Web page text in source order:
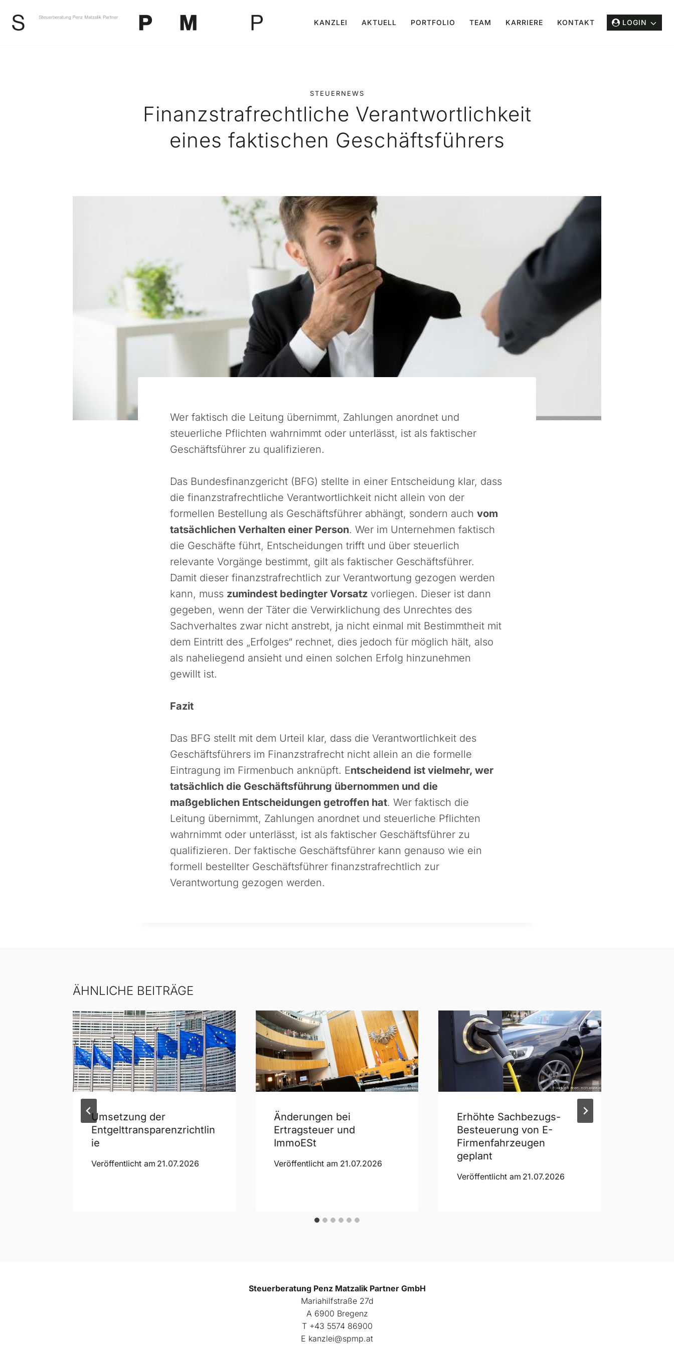
Inhalt
KANZLEI AKTUELL PORTFOLIO TEAM KARRIERE KONTAKT LOGIN
STEUERNEWS
Finanzstrafrechtliche Verantwortlichkeit
eines faktischen Geschäftsführers
Wer faktisch die Leitung übernimmt, Zahlungen anordnet und
steuerliche Pflichten wahrnimmt oder unterlässt, ist als faktischer
Geschäftsführer zu qualifizieren.
Das Bundesfinanzgericht (BFG) stellte in einer Entscheidung klar, dass
die finanzstrafrechtliche Verantwortlichkeit nicht allein von der
formellen Bestellung als Geschäftsführer abhängt, sondern auch vom
tatsächlichen Verhalten einer Person. Wer im Unternehmen faktisch
die Geschäfte führt, Entscheidungen trifft und über steuerlich
relevante Vorgänge bestimmt, gilt als faktischer Geschäftsführer.
Damit dieser finanzstrafrechtlich zur Verantwortung gezogen werden
kann, muss zumindest bedingter Vorsatz vorliegen. Dieser ist dann
gegeben, wenn der Täter die Verwirklichung des Unrechtes des
Sachverhaltes zwar nicht anstrebt, ja nicht einmal mit Bestimmtheit mit
dem Eintritt des „Erfolges“ rechnet, dies jedoch für möglich hält, also
als naheliegend ansieht und einen solchen Erfolg hinzunehmen
gewillt ist.
Fazit
Das BFG stellt mit dem Urteil klar, dass die Verantwortlichkeit des
Geschäftsführers im Finanzstrafrecht nicht allein an die formelle
Eintragung im Firmenbuch anknüpft. Entscheidend ist vielmehr, wer
tatsächlich die Geschäftsführung übernommen und die
maßgeblichen Entscheidungen getroffen hat. Wer faktisch die
Leitung übernimmt, Zahlungen anordnet und steuerliche Pflichten
wahrnimmt oder unterlässt, ist als faktischer Geschäftsführer zu
qualifizieren. Der faktische Geschäftsführer kann genauso wie ein
formell bestellter Geschäftsführer finanzstrafrechtlich zur
Verantwortung gezogen werden.
ÄHNLICHE BEITRÄGE
Umsetzung der
Entgelttransparenzrichtlin
ie
Veröffentlicht am 21.07.2026
Änderungen bei
Ertragsteuer und
ImmoESt
Veröffentlicht am 21.07.2026
Erhöhte Sachbezugs-
Besteuerung von E-
Firmenfahrzeugen
geplant
Veröffentlicht am 21.07.2026
Steuerberatung Penz Matzalik Partner GmbH
Mariahilfstraße 27d
A 6900 Bregenz
Т +43 5574 86900
E kanzlei@spmp.at